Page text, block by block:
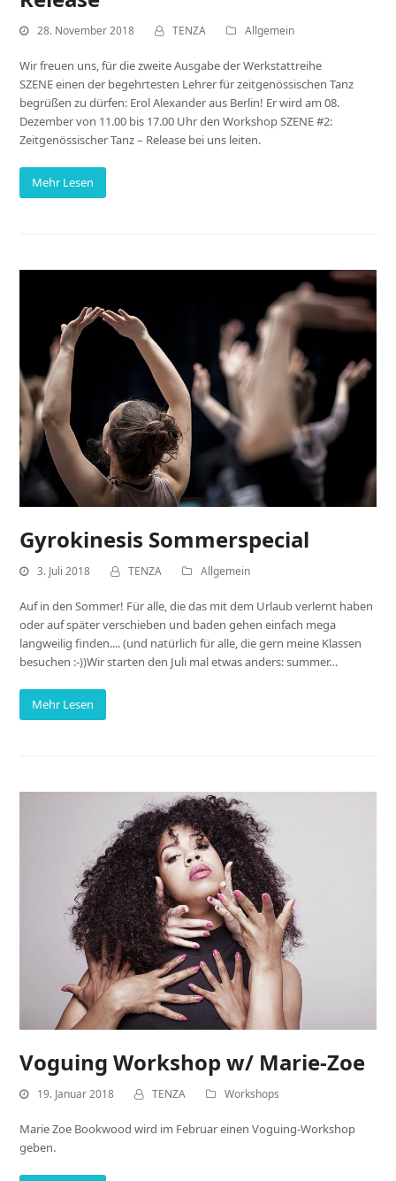
28. November 2018 TENZA Allgemein
Wir freuen uns, für die zweite Ausgabe der Werkstattreihe
SZENE einen der begehrtesten Lehrer für zeitgenössischen Tanz
begrüßen zu dürfen: Erol Alexander aus Berlin! Er wird am 08.
Dezember von 11.00 bis 17.00 Uhr den Workshop SZENE #2:
Zeitgenössischer Tanz – Release bei uns leiten.
Mehr Lesen
Gyrokinesis Sommerspecial
3. Juli 2018 TENZA Allgemein
Auf in den Sommer! Für alle, die das mit dem Urlaub verlernt haben
oder auf später verschieben und baden gehen einfach mega
langweilig finden.... (und natürlich für alle, die gern meine Klassen
besuchen :-))Wir starten den Juli mal etwas anders: summer…
Mehr Lesen
Voguing Workshop w/ Marie-Zoe
19. Januar 2018 TENZA Workshops
Marie Zoe Bookwood wird im Februar einen Voguing-Workshop
geben.